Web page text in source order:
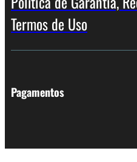
Termos de Uso
Pagamentos